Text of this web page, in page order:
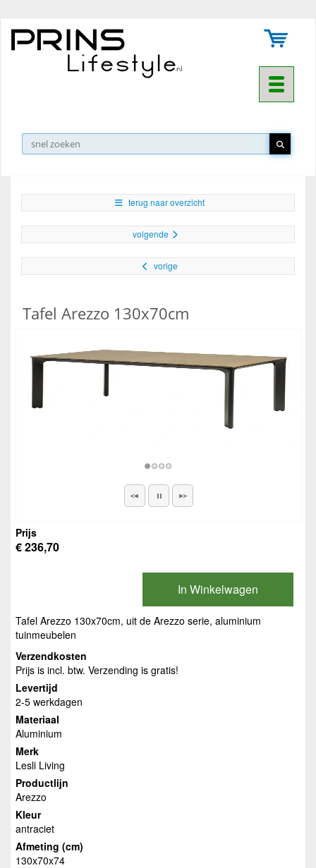
Toggle
▼
terug naar overzicht
volgende
vorige
Tafel Arezzo 130x70cm
Prijs
€ 236,70
In Winkelwagen
Tafel Arezzo 130x70cm, uit de Arezzo serie, aluminium
tuinmeubelen
Verzendkosten
Prijs is incl. btw. Verzending is gratis!
Levertijd
2-5 werkdagen
Materiaal
Aluminium
Merk
Lesli Living
Productlijn
Arezzo
Kleur
antraciet
Afmeting (cm)
130x70x74